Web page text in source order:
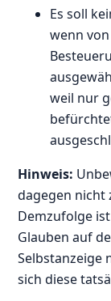
Es soll
wenn
weil nur
Hinweis:
dagegen nicht
Demzufolge
Glauben auf
Selbstanzeige
sich diese